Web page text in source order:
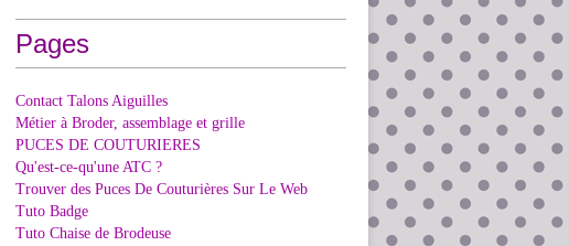
Pages
Contact Talons Aiguilles
Métier à Broder, assemblage et grille
PUCES DE COUTURIERES
Qu'est-ce-qu'une ATC ?
Trouver des Puces De Couturières Sur Le Web
Tuto Badge
Tuto Chaise de Brodeuse